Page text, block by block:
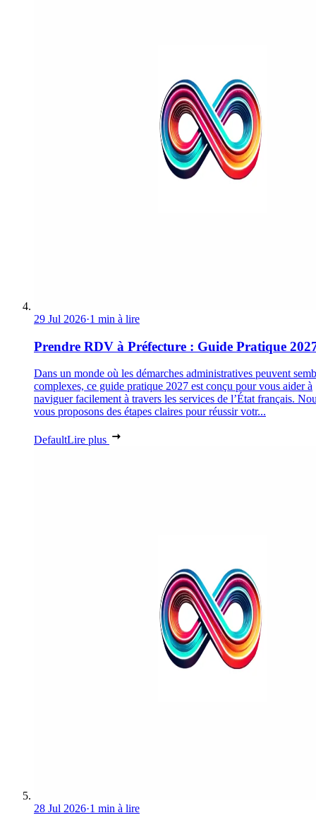
29 Jul 2026·1 min à lire
Prendre RDV à Préfecture : Guide Pratique
Dans un monde où les démarches administratives peuvent
complexes, ce guide pratique 2027 est conçu pour vous aider à
naviguer facilement à travers les services de l’État français.
vous proposons des étapes claires pour réussir votr...
DefaultLire plus
28 Jul 2026·1 min à lire